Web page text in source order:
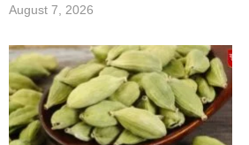
August 7, 2026